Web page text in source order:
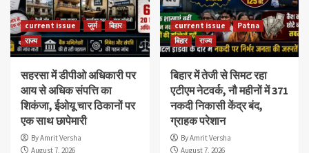
current issue जुर्म
बिहार
राज्य
सहरसा में डीपीओ अधिकारी पर
आय से अधिक संपत्ति का
शिकंजा, ईओयू चार ठिकानों पर
एक साथ छापेमारी
By Amrit Versha
August 7, 2026
current issue
Patna
बिहार
राज्य
बिहार में तेजी से सिमट रहा
एटीएम नेटवर्क, नौ महीनों में 371
नकदी निकासी केंद्र बंद,
ग्राहक परेशान
By Amrit Versha
August 7, 2026